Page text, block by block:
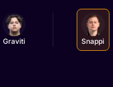
Graviti Snappi